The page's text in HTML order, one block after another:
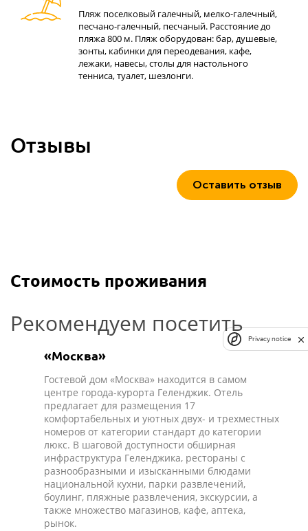
Пляж поселковый галечный, мелко-галечный,
песчано-галечный, песчаный. Расстояние до
пляжа 800 м. Пляж оборудован: бар, душевые,
зонты, кабинки для переодевания, кафе,
лежаки, навесы, столы для настольного
тенниса, туалет, шезлонги.
Отзывы
Оставить отзыв
Стоимость проживания
Рекомендуем посетить
«Москва»
Гостевой дом «Москва» находится в самом
центре города-курорта Геленджик. Отель
предлагает для размещения 17
комфортабельных и уютных двух- и трехместных
номеров от категории стандарт до категории
люкс. В шаговой доступности обширная
инфраструктура Геленджика, рестораны с
разнообразными и изысканными блюдами
национальной кухни, парки развлечений,
боулинг, пляжные развлечения, экскурсии, а
также множество магазинов, кафе, аптека,
рынок.
Privacy notice